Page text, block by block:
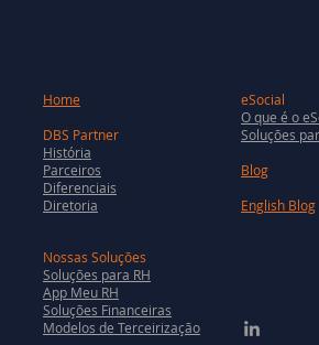
Home
DBS Partner
História
Parceiros
Diferenciais
Diretoria
eSocial
O que é o
Soluções
Blog
English Blog
Nossas Soluções
Soluções para RH
App Meu RH
Soluções Financeiras
Modelos de Terceirização